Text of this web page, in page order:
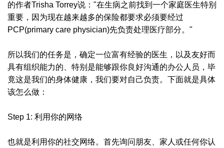
的作者Trisha Torrey说："在生病之前找到一个家庭医生特别
重要，因为现在越来越多的保险都要求必须要经过
PCP(primary care physician)先负责处理医疗部分。"
所以我们的任务是，确定一位富有经验的医生，以及友好而
具有组织能力的、特别是能够跟你良好沟通的办公人员，毕
竟这是我们的身体健康，我们要对自己负责。下面就是具体
该怎么做：
Step 1: 利用你的网络
也就是利用你的社交网络。首先询问朋友、家人或任何你认